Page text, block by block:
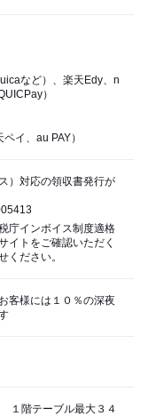
など）、楽天Edy、n
）
イ、au PAY）
）対応の領収書発行が
庁インボイス制度適格
イトをご確認いただく
ください。
客様には１０％の深夜
１階テーブル最大３４